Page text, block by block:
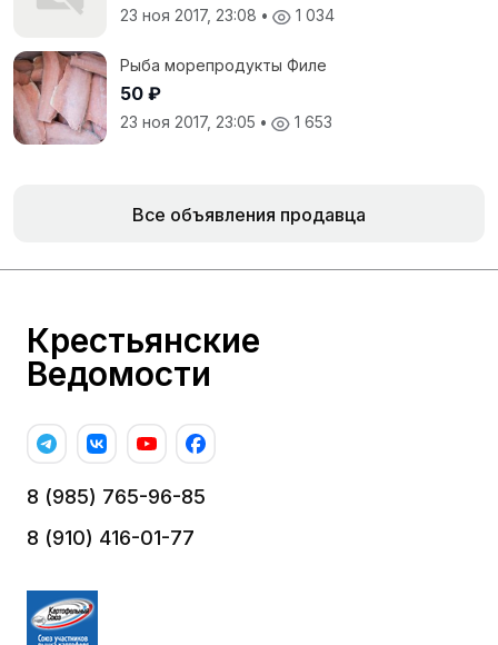
23 ноя 2017, 23:08 • 1 034
Рыба морепродукты Филе
50 ₽
23 ноя 2017, 23:05 • 1 653
Все объявления продавца
Крестьянские
Ведомости
8 (985) 765-96-85
8 (910) 416-01-77